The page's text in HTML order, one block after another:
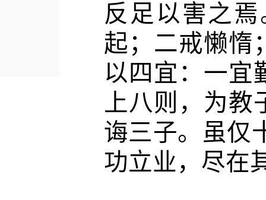
反足以害之
起；二戒懒惰
以四宜：一宜
上八则，为教
诲三子。虽仅
功立业，尽在